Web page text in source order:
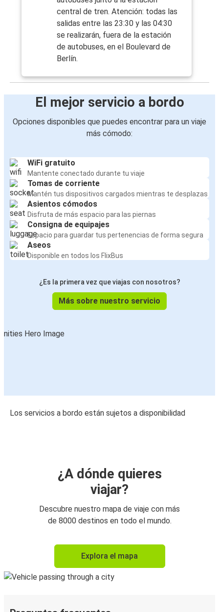
central de tren. Atención: todas las
salidas entre las 23:30 y las 04:30
se realizarán, fuera de la estación
de autobuses, en el Boulevard de
Berlín.
El mejor servicio a bordo
Opciones disponibles que puedes encontrar para un viaje
más cómodo:
WiFi gratuito
Mantente conectado durante tu viaje
Tomas de corriente
Mantén tus dispositivos cargados mientras te desplazas
Asientos cómodos
Disfruta de más espacio para las piernas
Consigna de equipajes
Espacio para guardar tus pertenencias de forma segura
Aseos
Disponible en todos los FlixBus
¿Es la primera vez que viajas con nosotros?
Más sobre nuestro servicio
Los servicios a bordo están sujetos a disponibilidad
¿A dónde quieres
viajar?
Descubre nuestro mapa de viaje con más
de 8000 destinos en todo el mundo.
Explora el mapa